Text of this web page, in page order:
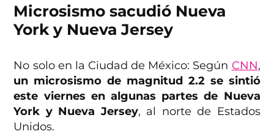
Microsismo sacudió Nueva
York y Nueva Jersey
No solo en la Ciudad de México: Según CNN,
un microsismo de magnitud 2.2 se sintió
este viernes en algunas partes de Nueva
York y Nueva Jersey, al norte de Estados
Unidos.